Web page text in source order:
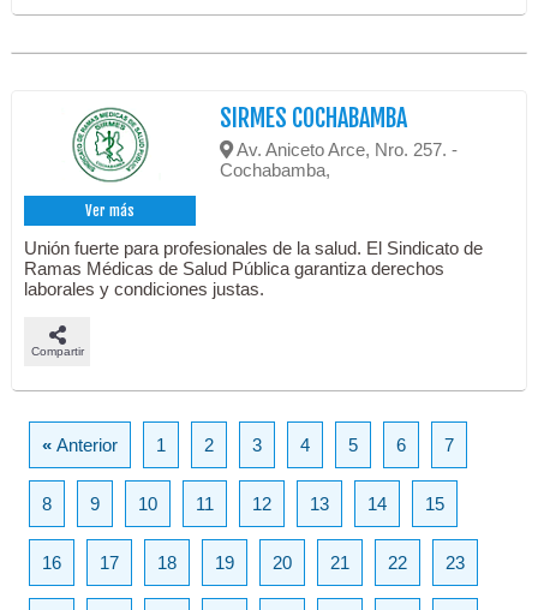
Ver más
SIRMES COCHABAMBA
Av. Aniceto Arce, Nro. 257. -
Cochabamba,
Unión fuerte para profesionales de la salud. El Sindicato de
Ramas Médicas de Salud Pública garantiza derechos
laborales y condiciones justas.
Compartir
«Anterior 1 2 3 4 5 6 7
8 9 10 11 12 13 14 15
16 17 18 19 20 21 22 23